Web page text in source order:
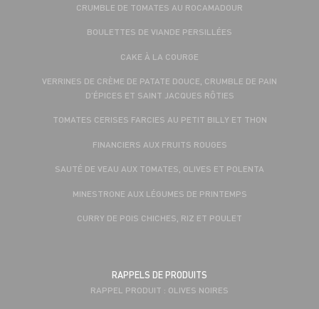
CRUMBLE DE TOMATES AU ROCAMADOUR
BOULETTES DE VIANDE PERSILLÉES
CAKE À LA COURGE
VERRINES DE CRÈME DE PATATE DOUCE, CRUMBLE DE PAIN
D’ÉPICES ET SAINT JACQUES RÔTIES
TOMATES CERISES FARCIES AU PETIT BILLY ET THON
FINANCIERS AUX FRUITS ROUGES
SAUTÉ DE VEAU AUX TOMATES, OLIVES ET POLENTA
MINESTRONE AUX LÉGUMES DE PRINTEMPS
CURRY DE POIS CHICHES, RIZ ET POULET
RAPPELS DE PRODUITS
RAPPEL PRODUIT : OLIVES NOIRES